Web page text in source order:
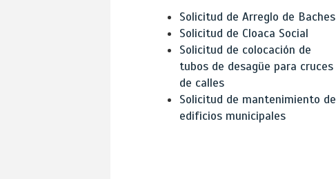
Solicitud de Arreglo de Baches
Solicitud de Cloaca Social
Solicitud de colocación de
tubos de desagüe para cruces
de calles
Solicitud de mantenimiento de
edificios municipales